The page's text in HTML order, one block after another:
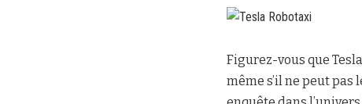
Figurez-vous que
même s’il ne peut